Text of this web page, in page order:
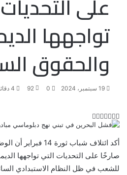
تواجهها
والحقوق
19 سبتمبر، 2024 0
92
ي
و
ك
و
ر
ي
د
إ
T
b
l
ي
ي
ر
R
d
i
ا
ا
ب
أكد ائتلاف شباب ثورة
صارخًا على التحديات التي تواجهها
للشعب في ظل النظام الاستبدادي